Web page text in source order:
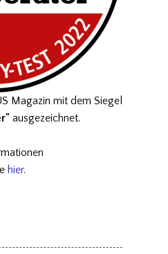
Magazin mit dem Siegel
ausgezeichnet.
hier.